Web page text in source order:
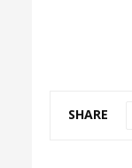
SHARE